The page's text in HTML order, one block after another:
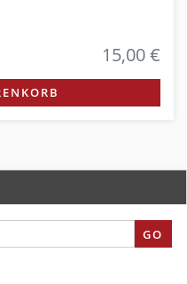
15,00 €
GO